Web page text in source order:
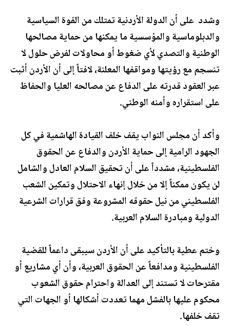
وشدد على أن الدولة الأردنية تمتلك من القوة السياسية
والدبلوماسية والمؤسسية ما يمكنها من حماية مصالحها
الوطنية والتصدي لأي ضغوط أو محاولات لفرض حلول لا
تنسجم مع رؤيتها ومواقفها المعلنة، لافتاً إلى أن الأردن أثبت
عبر العقود قدرته على الدفاع عن مصالحه العليا والحفاظ
على استقراره وأمنه الوطني.
وأكد أن مجلس النواب يقف خلف القيادة الهاشمية في كل
الجهود الرامية إلى حماية الأردن والدفاع عن الحقوق
الفلسطينية، مشدداً على أن تحقيق السلام العادل والشامل
لن يكون ممكناً إلا من خلال إنهاء الاحتلال وتمكين الشعب
الفلسطيني من نيل حقوقه المشروعة وفق قرارات الشرعية
الدولية ومبادرة السلام العربية.
وختم عطية بالتأكيد على أن الأردن سيبقى داعماً للقضية
الفلسطينية ومدافعاً عن الحقوق العربية، وأن أي مشاريع أو
مقترحات لا تستند إلى العدالة واحترام حقوق الشعوب
محكوم عليها بالفشل مهما تعددت أشكالها أو الجهات التي
تقف خلفها.